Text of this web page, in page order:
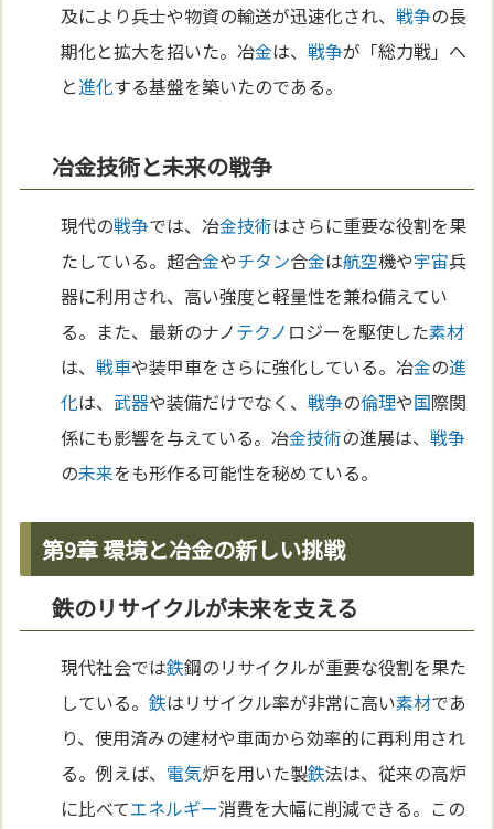
及により兵士や物資の輸送が迅速化され、戦争の長
期化と拡大を招いた。冶金は、戦争が「総力戦」へ
と進化する基盤を築いたのである。
冶金技術と未来の戦争
現代の戦争では、冶金技術はさらに重要な役割を果
たしている。超合金やチタン合金は航空機や宇宙兵
器に利用され、高い強度と軽量性を兼ね備えてい
る。また、最新のナノテクノ ロジーを駆使した素材
は、戦車や装甲車をさらに強化している。冶金の進
化は、 武器や装備だけでなく、戦争の倫理や国際関
係にも影響を与えている。冶金技術の進展は、戦争
の未来をも形作る可能性を秘めている。
第9章 環境と冶金の新しい挑戦
鉄のリサイクルが未来を支える
現代社会では鉄鋼のリサイクルが重要な役割を果た
している。鉄はリサイクル率が非常に高い素材であ
り、使用済みの建材や車両から効率的に再利用され
る。例えば、 電気炉を用いた製鉄法は、従来の高炉
に比べてエネルギー消費を大幅に削減できる。この